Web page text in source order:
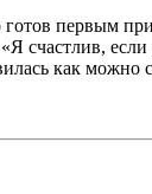
первым
счастлив,
как можно